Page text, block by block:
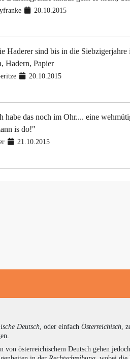
20.10.2015
Haderer sind bis in die
Hadern, Papier
20.10.2015
habe das noch im Ohr.... eine
is do!"
21.10.2015
Deutsch , oder einfach Österreichisch ,
von österreichischem Deutsch gehen